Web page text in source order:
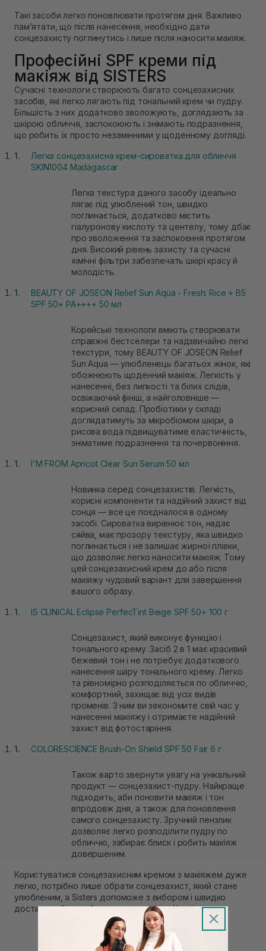
Такі засоби легко поновлювати протягом дня. Важливо
пам’ятати, що після нанесення, необхідно дати
сонцезахисту поглинутись і лише після наносити макіяж.
Професійні SPF креми під
макіяж від SISTERS
Сучасні технологи створюють багато сонцезахисних
засобів, які легко лягають під тональний крем чи пудру.
Більшість з них додатково зволожують, доглядають за
шкірою обличчя, заспокоюють і знімають подразнення,
що робить їх просто незамінними у щоденному догляді.
Легка сонцезахисна крем-сироватка для обличчя
SKIN1004 Madagascar
Легка текстура даного засобу ідеально
лягає під улюблений тон, швидко
поглинається, додатково містить
гіалуронову кислоту та центелу, тому дбає
про зволоження та заспокоєння протягом
дня. Високий рівень захисту та сучасні
хімічні фільтри забезпечать шкірі красу й
молодість.
BEAUTY OF JOSEON Relief Sun Aqua - Fresh: Rice + B5
SPF 50+ PA++++ 50 мл
Корейські технологи вміють створювати
справжні бестселери та надзвичайно легкі
текстури, тому BEAUTY OF JOSEON Relief
Sun Aqua — улюбленець багатьох жінок, які
обожнюють щоденний макіяж. Легкість у
нанесенні, без липкості та білих слідів,
освіжаючий фініш, а найголовніше —
корисний склад. Пробіотики у складі
доглядатимуть за мікробіомом шкіри, а
рисова вода підвищуватиме еластичність,
зніматиме подразнення та почервоніння.
I'M FROM Apricot Clear Sun Serum 50 мл
Новинка серед сонцезахистів. Легкість,
корисні компоненти та надійний захист від
сонця — все це поєдналося в одному
засобі. Сироватка вирівнює тон, надає
сяйва, має прозору текстуру, яка швидко
поглинається і не залишає жирної плівки,
що дозволяє легко наносити макіяж. Тому
цей сонцезахисний крем до або після
макіяжу чудовий варіант для завершення
вашого образу.
IS CLINICAL Eclipse PerfecTint Beige SPF 50+ 100 г
Сонцезахист, який виконує функцію і
тонального крему. Засіб 2 в 1 має красивий
бежевий тон і не потребує додаткового
нанесення шару тонального крему. Легко
та рівномірно розподіляється по обличчю,
комфортний, захищає від усіх видів
променів. З ним ви зекономите свій час у
нанесенні макіяжу і отримаєте надійний
захист від фотостаріння.
COLORESCIENCE Brush-On Shield SPF 50 Fair 6 г
Також варто звернути увагу на унікальний
продукт — сонцезахист-пудру. Найкраще
підходить, аби поновити макіяж і тон
впродовж дня, а також для поновлення
самого сонцезахисту. Зручний пензлик
дозволяє легко розподілити пудру по
обличчю, забирає блиск і робить макіяж
довершеним.
Користуватися сонцезахисним кремом з макіяжем дуже
легко, потрібно лише обрати сонцезахист, який стане
улюбленим, а Sisters допоможе з вибором і швидко
доставить його в будь-яку місцевість України.